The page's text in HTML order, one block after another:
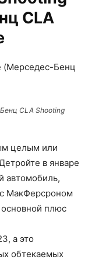
CLA
CLA Shooting
целым или
в январе
автомобиль,
МакФерсроном
плюс
а это
обтекаемых